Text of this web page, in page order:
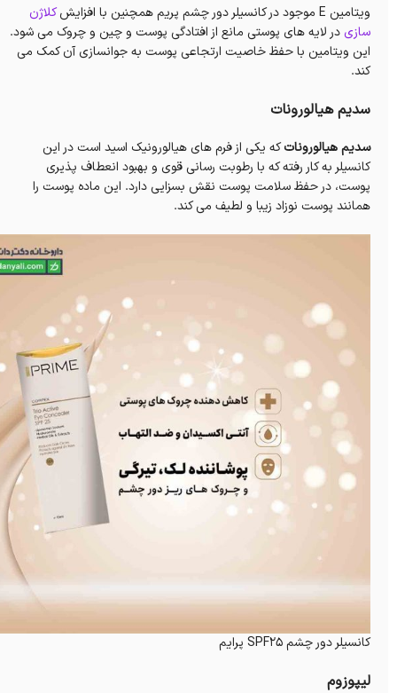
ویتامین E موجود در کانسیلر دور چشم پریم همچنین با افزایش
کلاژن
سازیدر لایه های پوستی مانع از افتادگی پوست و چین و چروک می شود.
این ویتامین با حفظ خاصیت ارتجاعی پوست به جوانسازی آن کمک می
کند.
سدیم هیالورونات
سدیم هیالوروناتکه یکی از فرم های هیالورونیک اسید است در این
کانسیلر به کار رفته که با رطوبت رسانی قوی و بهبود انعطاف پذیری
پوست، در حفظ سلامت پوست نقش بسزایی دارد. این ماده پوست را
همانند پوست نوزاد زیبا و لطیف می کند.
کانسیلر دور چشم SPF25 پرایم
لیپوزوم